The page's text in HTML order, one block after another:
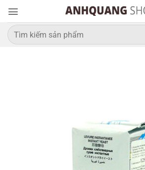
qua
nội
dung
Tìm
kiếm: